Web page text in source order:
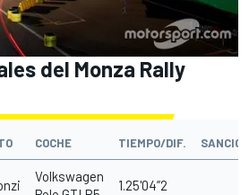
del Monza Rally
COCHE TIEMPO/DIF.
Volkswagen
1.25'04”2